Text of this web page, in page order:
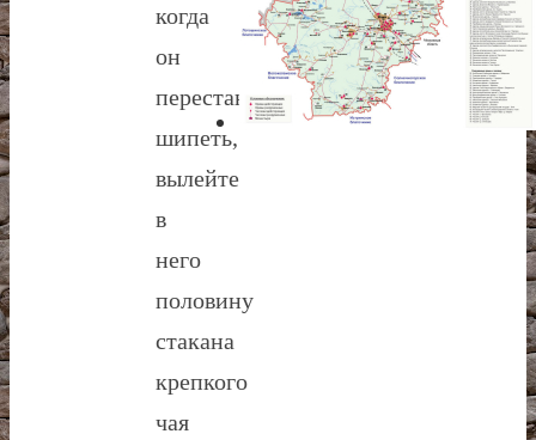
когда
он
перестанет
шипеть,
вылейте
в
него
половину
стакана
крепкого
чая